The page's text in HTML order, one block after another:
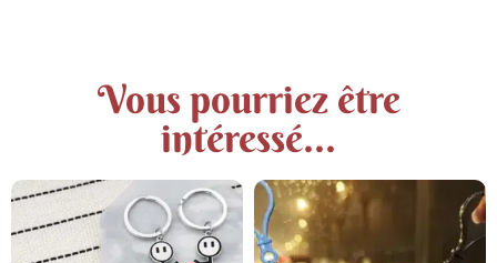
Vous pourriez être
intéressé...